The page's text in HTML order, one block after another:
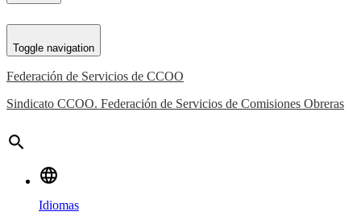
Toggle navigation
Federación de Servicios de CCOO
Sindicato CCOO. Federación de Servicios de Comisiones Obreras
search
language
Idiomas